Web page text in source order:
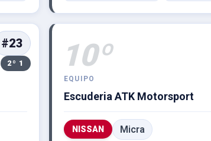
#23
2º 1 10º
EQUIPO
Escuderia ATK Motorsport
NISSAN Micra